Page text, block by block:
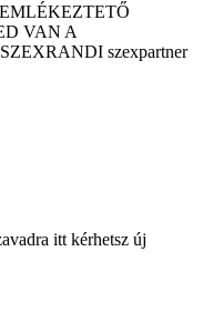
VAN A
szexpartner
itt kérhetsz új